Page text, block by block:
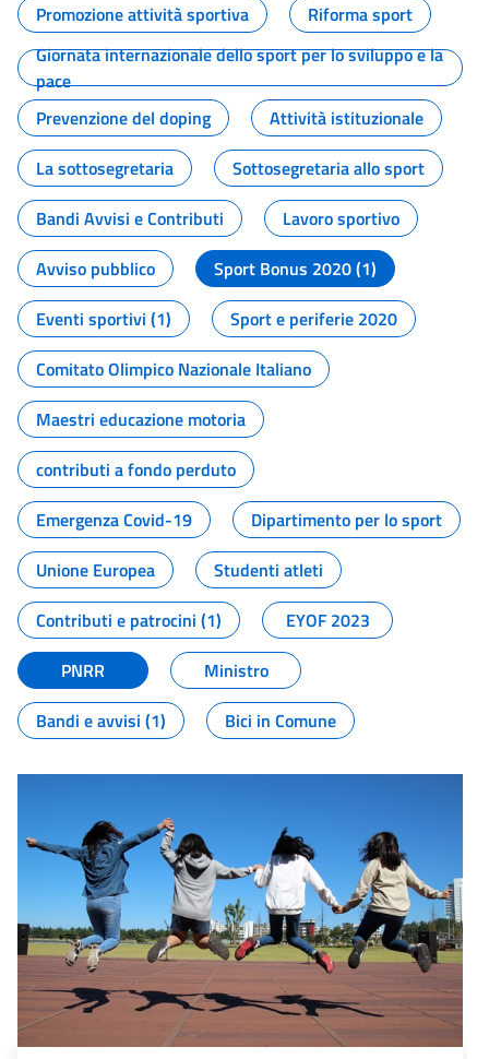
Promozione attività sportiva
Riforma sport
Giornata internazionale dello sport per lo sviluppo e la
pace
Prevenzione del doping
Attività istituzionale
La sottosegretaria
Sottosegretaria allo sport
Bandi Avvisi e Contributi
Lavoro sportivo
Avviso pubblico
Sport Bonus 2020 (1)
Eventi sportivi (1)
Sport e periferie 2020
Comitato Olimpico Nazionale Italiano
Maestri educazione motoria
contributi a fondo perduto
Emergenza Covid-19
Dipartimento per lo sport
Unione Europea
Studenti atleti
Contributi e patrocini (1)
EYOF 2023
PNRR
Ministro
Bandi e avvisi (1)
Bici in Comune